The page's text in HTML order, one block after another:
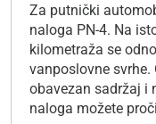
Za putnički
naloga PN-4. Na
kilometraža se
vanposlovne
obavezan sadržaj i
naloga možete